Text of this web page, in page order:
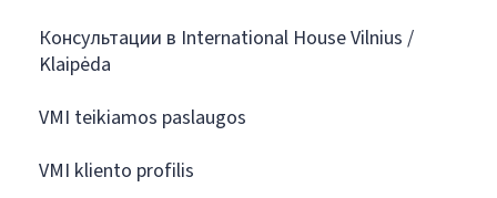
Консультации в International House Vilnius /
Klaipėda
VMI teikiamos paslaugos
VMI kliento profilis